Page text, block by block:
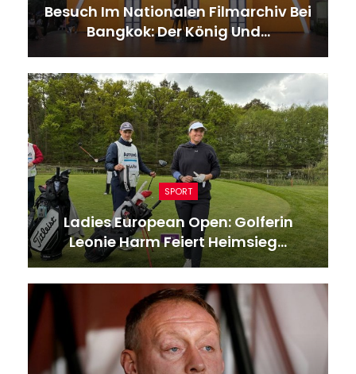
Besuch Im Nationalen Filmarchiv Bei
Bangkok: Der König Und…
SPORT
Ladies European Open: Golferin
Leonie Harm Feiert Heimsieg…